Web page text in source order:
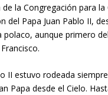
la Con­gregación para
del Papa Juan Pablo II,
polaco, aunque primero
II estuvo rodeada
Papa desde el Cielo.